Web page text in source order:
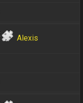
Alexis